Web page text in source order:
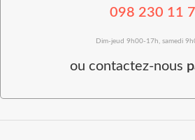
098 230 11
Dim-jeud 9h00-17h, samedi
ou contactez-nous